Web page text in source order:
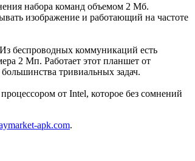
набора команд объемом 2 Мб.
изображение и работающий на частоте
беспроводных коммуникаций есть
2 Мп. Работает этот планшет от
тривиальных задач.
от Intel, которое без сомнений
apk.com.